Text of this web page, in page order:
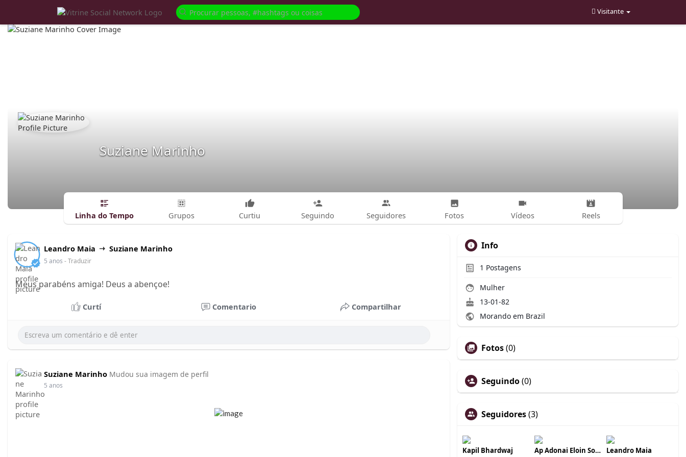
Visitante
Suziane Marinho
Linha do Tempo Grupos Curtiu Seguindo Seguidores Fotos Vídeos Reels
Leandro Maia Suziane Marinho
5 anos - Traduzir
Meus parabéns amiga! Deus a abençoe!
Curtí Comentario Compartilhar
Suziane Marinho Mudou sua imagem de perfil
5 anos
Info
1 Postagens
Mulher
13-01-82
Morando em Brazil
Fotos(0)
Seguindo(0)
Seguidores(3)
Kapil Bhardwaj Ap Adonai Eloin Souza Leandro Maia